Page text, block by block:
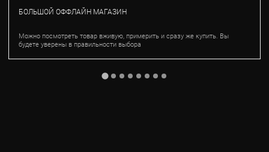
БОЛЬШОЙ ОФФЛАЙН МАГАЗИН
Можно посмотреть товар вживую, примерить и сразу же купить. Вы
будете уверены в правильности выбора